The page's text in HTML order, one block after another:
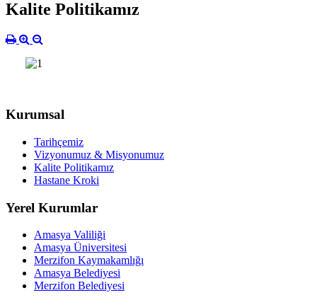
Kalite Politikamız
Kurumsal
Tarihçemiz
Vizyonumuz & Misyonumuz
Kalite Politikamız
Hastane Kroki
Yerel Kurumlar
Amasya Valiliği
Amasya Üniversitesi
Merzifon Kaymakamlığı
Amasya Belediyesi
Merzifon Belediyesi